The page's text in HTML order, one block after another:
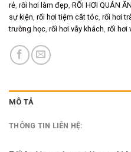
rẻ rối hơi làm đẹp RỐI HƠI QUÁN ĂN
sự kiện rối hơi tiệm cắt tóc rối hơi
trường học rối hơi vẫy khách rối hơi
MÔ TẢ
THÔNG TIN LIÊN HỆ: